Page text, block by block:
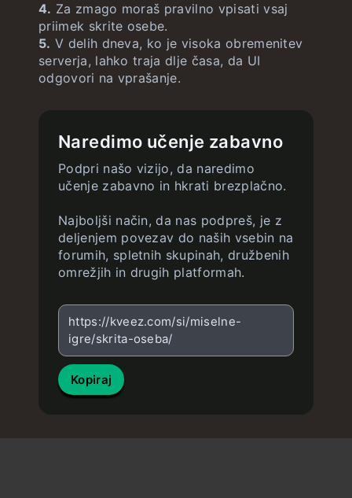
4. Za zmago moraš pravilno vpisati vsaj
priimek skrite osebe.
5. V delih dneva, ko je visoka obremenitev
serverja, lahko traja dlje časa, da UI
odgovori na vprašanje.
Naredimo učenje zabavno
Podpri našo vizijo, da naredimo
učenje zabavno in hkrati brezplačno.
Najboljši način, da nas podpreš, je z
deljenjem povezav do naših vsebin na
forumih, spletnih skupinah, družbenih
omrežjih in drugih platformah.
https://kveez.com/si/miselne-
igre/skrita-oseba/
Kopiraj